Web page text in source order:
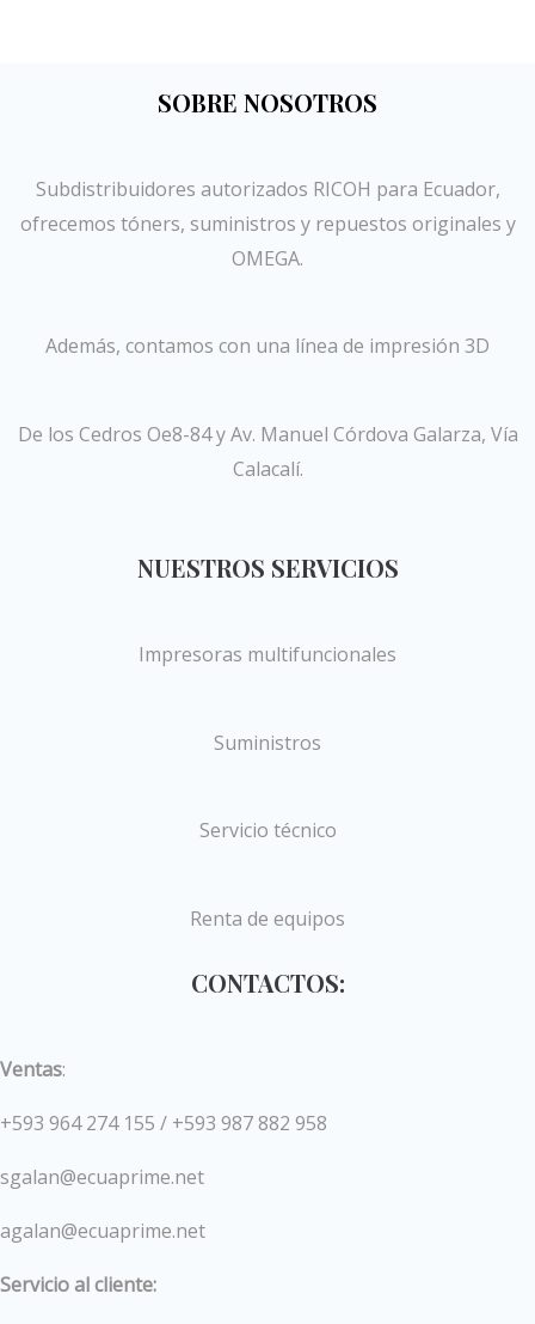
SOBRE NOSOTROS
Subdistribuidores autorizados RICOH para Ecuador,
ofrecemos tóners, suministros y repuestos originales y
OMEGA.
Además, contamos con una línea de impresión 3D
De los Cedros Oe8-84 y Av. Manuel Córdova Galarza, Vía
Calacalí.
NUESTROS SERVICIOS
Impresoras multifuncionales
Suministros
Servicio técnico
Renta de equipos
CONTACTOS:
Ventas:
+593 964 274 155 / +593 987 882 958
sgalan@ecuaprime.net
agalan@ecuaprime.net
Servicio al cliente: